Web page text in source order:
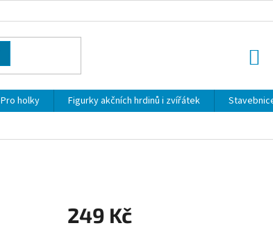
Pro holky Figurky akčních hrdinů i zvířátek
249 Kč